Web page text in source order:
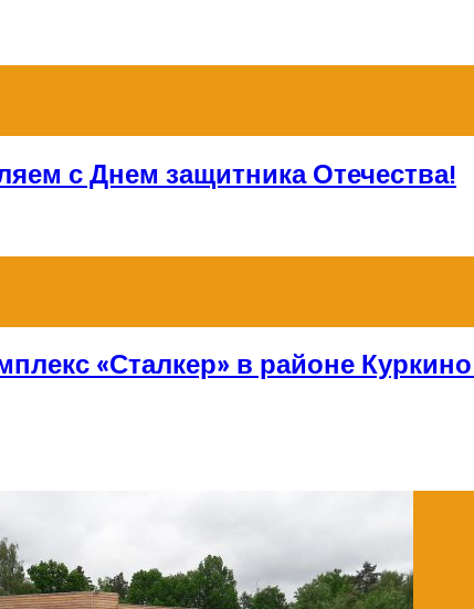
с Днем защитника Отечества!
«Сталкер» в районе